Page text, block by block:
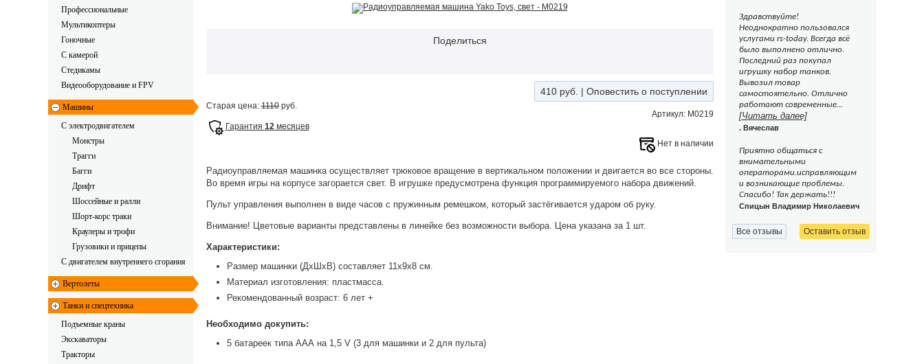
Конструкторы
Профессиональные
Мультикоптеры
Гоночные
C камерой
Стедикамы
Видеооборудование и FPV
Машины
С электродвигателем
Монстры
Трагги
Багги
Дрифт
Шоссейные и ралли
Шорт-корс траки
Краулеры и трофи
Грузовики и прицепы
С двигателем внутреннего сгорания
Вертолеты
Танки и спецтехника
Подъемные краны
Экскаваторы
Тракторы
Поделиться
410 руб. | Оповестить о поступлении
Старая цена:1110руб.
Артикул: M0219
Гарантия 12 месяцев
Нет в наличии
Радиоуправляемая машинка осуществляет трюковое вращение в вертикальном положении и двигается во все стороны.
Во время игры на корпусе загорается свет. В игрушке предусмотрена функция программируемого набора движений.
Пульт управления выполнен в виде часов с пружинным ремешком, который застёгивается ударом об руку.
Внимание! Цветовые варианты представлены в линейке без возможности выбора. Цена указана за 1 шт.
Характеристики:
Размер машинки (ДхШхВ) составляет 11х9х8 см.
Материал изготовления: пластмасса.
Рекомендованный возраст: 6 лет +
Необходимо докупить:
5 батареек типа ААА на 1,5 V (3 для машинки и 2 для пульта)
Здравствуйте!
Неоднократно пользовался
услугами rs-today. Всегда всё
было выполнено отлично.
Последний раз покупал
игрушку набор танков.
Вывозил товар
самостоятельно. Отлично
работают современные...
[Читать далее]
. Вячеслав
Приятно общаться с
внимательными
операторами.исправляющим
и возникающие проблемы.
Спасибо! Так держать!!!
Спицын Владимир Николаевич
Все отзывы Оставить отзыв